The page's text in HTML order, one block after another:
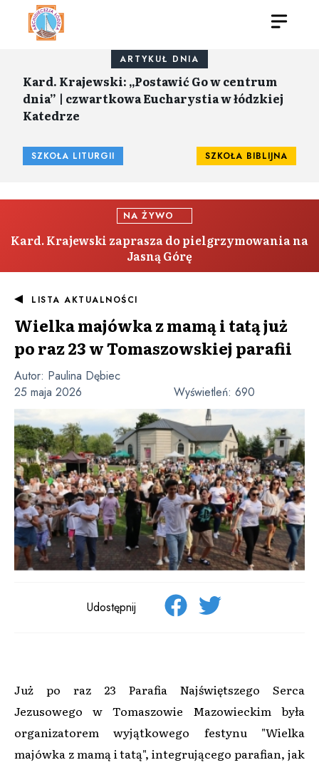
ARTYKUŁ DNIA
Kard. Krajewski: „Postawić Go w centrum
dnia” | czwartkowa Eucharystia w łódzkiej
Katedrze
SZKOŁA LITURGII SZKOŁA BIBLIJNA
NA ŻYWO
Kard. Krajewski zaprasza do pielgrzymowania na
Jasną Górę
LISTA AKTUALNOŚCI
Wielka majówka z mamą i tatą już
po raz 23 w Tomaszowskiej parafii
Autor: Paulina Dębiec
25 maja 2026
Wyświetleń: 690
Udostępnij
Już po raz 23 Parafia Najświętszego Serca
Jezusowego w Tomaszowie Mazowieckim była
organizatorem wyjątkowego festynu "Wielka
majówka z mamą i tatą", integrującego parafian, jak